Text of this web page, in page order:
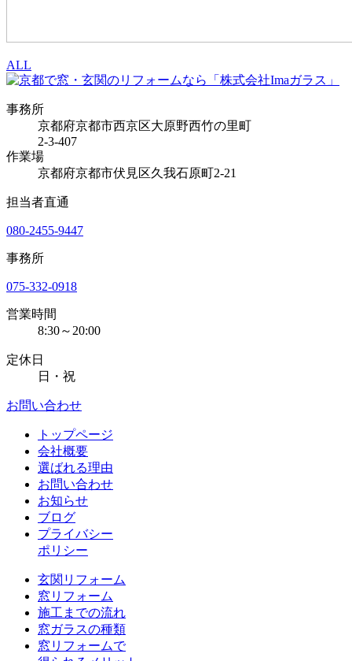
ALL
事務所
京都府京都市西京区大原野西竹の里町
2-3-407
作業場
京都府京都市伏見区久我石原町2-21
担当者直通
080-2455-9447
事務所
075-332-0918
営業時間
8:30～20:00
定休日
日・祝
お問い合わせ
トップページ
会社概要
選ばれる理由
お問い合わせ
お知らせ
ブログ
プライバシー
ポリシー
玄関リフォーム
窓リフォーム
施工までの流れ
窓ガラスの種類
窓リフォームで